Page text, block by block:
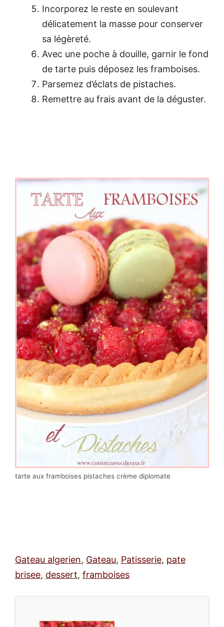
Incorporez le reste en soulevant
délicatement la masse pour conserver
sa légèreté.
Avec une poche à douille, garnir le fond
de tarte puis déposez les framboises.
Parsemez d’éclats de pistaches.
Remettre au frais avant de la déguster.
tarte aux framboises pistaches crème diplomate
Gateau algerien, Gateau, Patisserie, pate
brisee, dessert, framboises